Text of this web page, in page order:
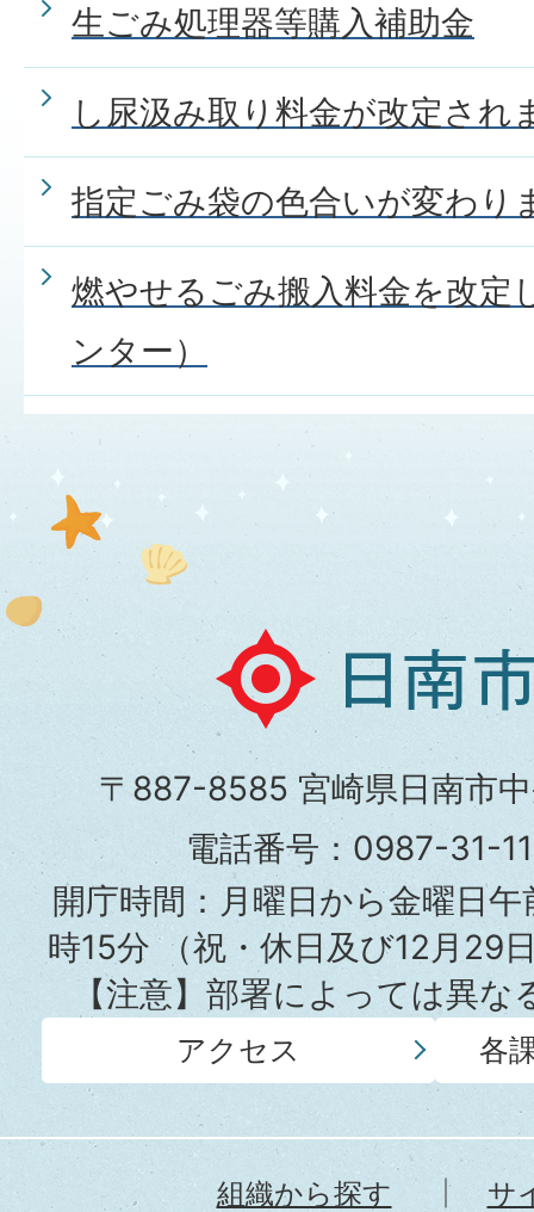
生ごみ処理器等購入補助金
し尿汲み取り料金が改定され
指定ごみ袋の色合いが変わり
燃やせるごみ搬入料金を改定
ンター）
日
南
市
役
所
〒887-8585 宮崎県日南市
電話番号：0987-31-
開庁時間：月曜日から金曜日
時15分（祝・休日及び12月29
【注意】部署によっては異
アクセス 各
組織から探す
サ